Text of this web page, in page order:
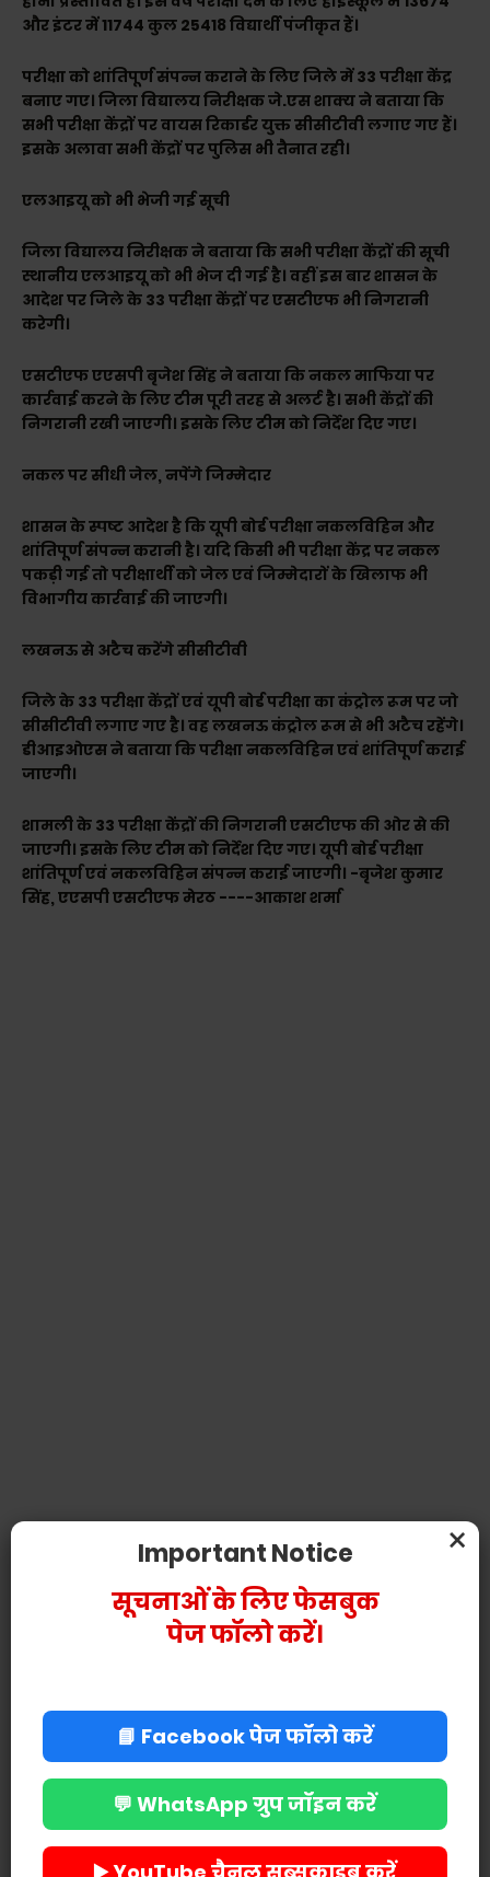
और इंटर में 11744 कुल 25418 विद्यार्थी पंजीकृत हैं।
परीक्षा को शांतिपूर्ण संपन्न कराने के लिए जिले में 33 परीक्षा केंद्र
बनाए गए। जिला विद्यालय निरीक्षक जे.एस शाक्य ने बताया कि
सभी परीक्षा केंद्रों पर वायस रिकार्डर युक्त सीसीटीवी लगाए गए हैं।
इसके अलावा सभी केंद्रों पर पुलिस भी तैनात रही।
एलआइयू को भी भेजी गई सूची
जिला विद्यालय निरीक्षक ने बताया कि सभी परीक्षा केंद्रों की सूची
स्थानीय एलआइयू को भी भेज दी गई है। वहीं इस बार शासन के
आदेश पर जिले के 33 परीक्षा केंद्रों पर एसटीएफ भी निगरानी
करेगी।
एसटीएफ एएसपी बृजेश सिंह ने बताया कि नकल माफिया पर
कार्रवाई करने के लिए टीम पूरी तरह से अलर्ट है। सभी केंद्रों की
निगरानी रखी जाएगी। इसके लिए टीम को निर्देश दिए गए।
नकल पर सीधी जेल, नपेंगे जिम्मेदार
शासन के स्पष्ट आदेश है कि यूपी बोर्ड परीक्षा नकलविहिन और
शांतिपूर्ण संपन्न करानी है। यदि किसी भी परीक्षा केंद्र पर नकल
पकड़ी गई तो परीक्षार्थी को जेल एवं जिम्मेदारों के खिलाफ भी
विभागीय कार्रवाई की जाएगी।
लखनऊ से अटैच करेंगे सीसीटीवी
जिले के 33 परीक्षा केंद्रों एवं यूपी बोर्ड परीक्षा का कंट्रोल रूम पर जो
सीसीटीवी लगाए गए है। वह लखनऊ कंट्रोल रूम से भी अटैच रहेंगे।
डीआइओएस ने बताया कि परीक्षा नकलविहिन एवं शांतिपूर्ण कराई
जाएगी।
शामली के 33 परीक्षा केंद्रों की निगरानी एसटीएफ की ओर से की
जाएगी। इसके लिए टीम को निर्देश दिए गए। यूपी बोर्ड परीक्षा
शांतिपूर्ण एवं नकलविहिन संपन्न कराई जाएगी। -बृजेश कुमार
सिंह, एएसपी एसटीएफ मेरठ ----आकाश शर्मा
×
Important Notice
सूचनाओं के लिए फेसबुक
पेज फॉलो करें।
📘 Facebook पेज फॉलो करें
💬 WhatsApp ग्रुप जॉइन करें
▶️ YouTube चैनल सब्सक्राइब करें